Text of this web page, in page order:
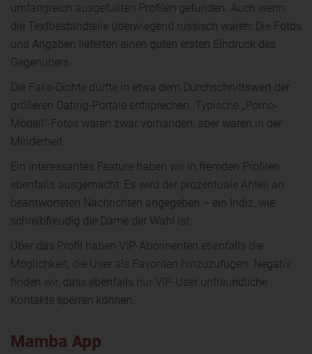
umfangreich ausgefüllten Profilen gefunden. Auch wenn
die Textbestandteile überwiegend russisch waren: Die Fotos
und Angaben lieferten einen guten ersten Eindruck des
Gegenübers.
Die Fake-Dichte dürfte in etwa dem Durchschnittswert der
größeren Dating-Portale entsprechen. Typische „Porno-
Modell“-Fotos waren zwar vorhanden, aber waren in der
Minderheit.
Ein interessantes Feature haben wir in fremden Profilen
ebenfalls ausgemacht: Es wird der prozentuale Anteil an
beantworteten Nachrichten angegeben – ein Indiz, wie
schreibfreudig die Dame der Wahl ist.
Über das Profil haben VIP-Abonnenten ebenfalls die
Möglichkeit, die User als Favoriten hinzuzufügen. Negativ
finden wir, dass ebenfalls nur VIP-User unfreundliche
Kontakte sperren können.
Mamba App